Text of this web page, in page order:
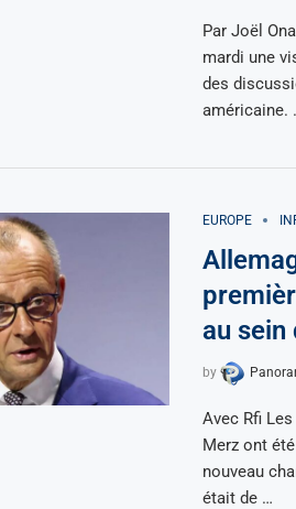
Par Joël
mardi une
des
américaine.
EUROPE
au sein
by
Avec Rfi
Merz ont
nouveau
était de …